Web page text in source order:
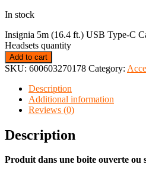
In stock
Insignia 5m (16.4 ft.) USB Type-C
Headsets quantity
Add to cart
SKU: 600603270178 Category:
Description
Additional information
Reviews (0)
Description
Produit dans une boite ouverte ou